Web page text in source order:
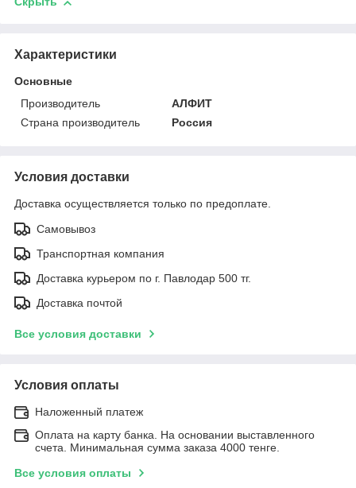
Характеристики
Основные
Производитель
АЛФИТ
Страна производитель
Россия
Условия доставки
Доставка осуществляется только по предоплате.
Самовывоз
Транспортная компания
Доставка курьером по г. Павлодар 500 тг.
Доставка почтой
Все условия доставки
Условия оплаты
Наложенный платеж
Оплата на карту банка. На основании выставленного
счета. Минимальная сумма заказа 4000 тенге.
Все условия оплаты